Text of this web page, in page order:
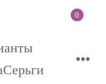
0
Серьги
•••